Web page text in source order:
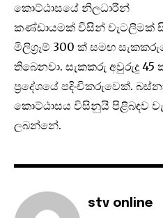
කොට්ඨාසයේ නිලධාරීන්
කණ්ඩායමක් විසින් වැටලීමක්
මිලිග්‍රෑම් 300 ක් සමඟ
තිබෙනවා. සැකකරු අවුරුදු
ප්‍රදේශයේ පදිංචිකරුවෙක්.
කොට්ඨාසය විසිනුයි පිළිබඳව
ලබන්නේ.
stv online